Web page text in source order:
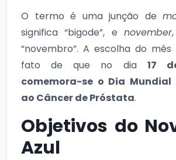
O termo é uma junção de
significa “bigode”, enovember
“novembro”. A escolha do
fato de que no dia 17
comemora-se o Dia Mundial
ao Câncer de Próstata.
Objetivos do
Azul